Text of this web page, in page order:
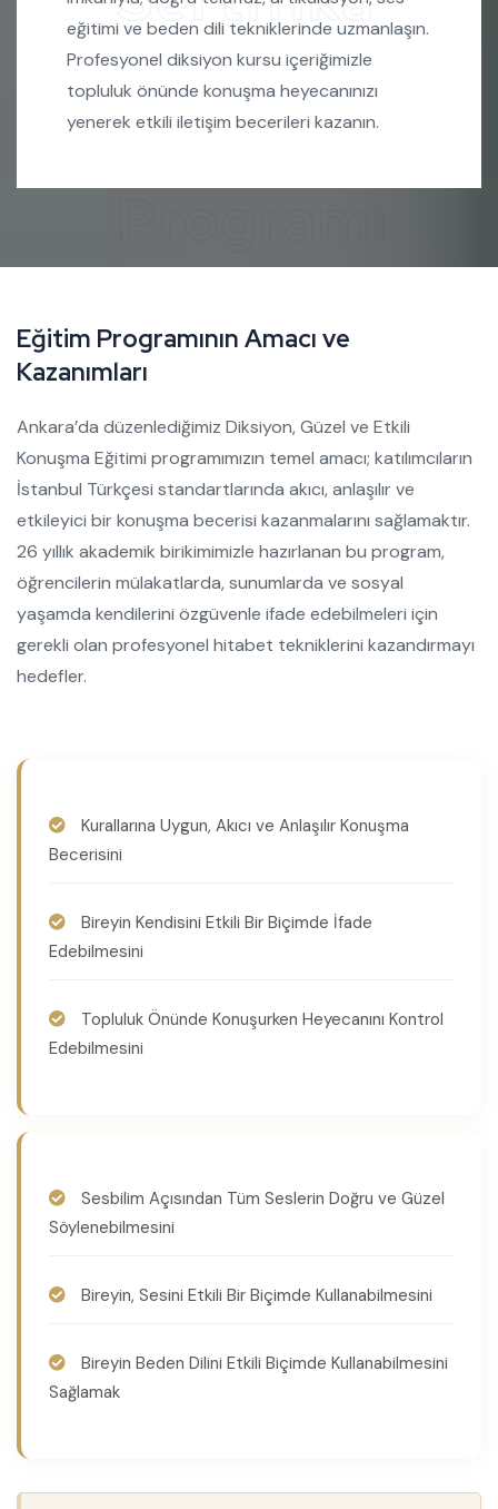
eğitimi ve beden dili tekniklerinde uzmanlaşın.
Profesyonel diksiyon kursu içeriğimizle
topluluk önünde konuşma heyecanınızı
yenerek etkili iletişim becerileri kazanın.
Eğitim Programının Amacı ve
Kazanımları
Ankara’da düzenlediğimiz Diksiyon, Güzel ve Etkili
Konuşma Eğitimi programımızın temel amacı; katılımcıların
İstanbul Türkçesi standartlarında akıcı, anlaşılır ve
etkileyici bir konuşma becerisi kazanmalarını sağlamaktır.
26 yıllık akademik birikimimizle hazırlanan bu program,
öğrencilerin mülakatlarda, sunumlarda ve sosyal
yaşamda kendilerini özgüvenle ifade edebilmeleri için
gerekli olan profesyonel hitabet tekniklerini kazandırmayı
hedefler.
Kurallarına Uygun, Akıcı ve Anlaşılır Konuşma
Becerisini
Bireyin Kendisini Etkili Bir Biçimde İfade
Edebilmesini
Topluluk Önünde Konuşurken Heyecanını Kontrol
Edebilmesini
Sesbilim Açısından Tüm Seslerin Doğru ve Güzel
Söylenebilmesini
Bireyin, Sesini Etkili Bir Biçimde Kullanabilmesini
Bireyin Beden Dilini Etkili Biçimde Kullanabilmesini
Sağlamak